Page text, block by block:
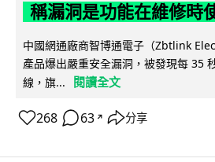
稱漏洞是功能在維修時
中國網通廠商智博通電子（Zbtlink
產品爆出嚴重安全漏洞，被發現每 35
線，旗...
閱讀全文
268 63 ↗ 分享